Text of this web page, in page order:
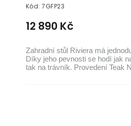
Kód: 7GFP23
12 890 Kč
Zahradní stůl Riviera má
Díky jeho pevnosti se hodí jak
tak na trávník. Provedení Teak